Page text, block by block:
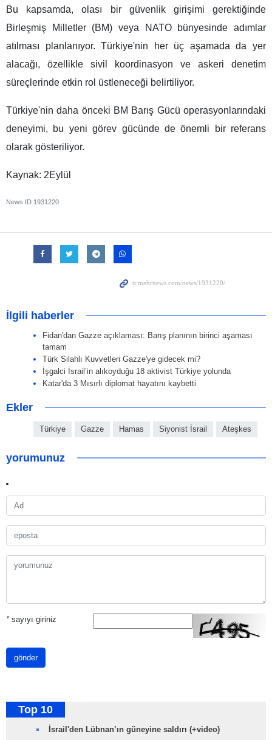
Bu kapsamda, olası bir güvenlik girişimi gerektiğinde
Birleşmiş Milletler (BM) veya NATO bünyesinde adımlar
atılması planlanıyor. Türkiye'nin her üç aşamada da yer
alacağı, özellikle sivil koordinasyon ve askeri denetim
süreçlerinde etkin rol üstleneceği belirtiliyor.
Türkiye'nin daha önceki BM Barış Gücü operasyonlarındaki
deneyimi, bu yeni görev gücünde de önemli bir referans
olarak gösteriliyor.
Kaynak: 2Eylül
News ID 1931220
İlgili haberler
Fidan'dan Gazze açıklaması: Barış planının birinci aşaması
tamam
Türk Silahlı Kuvvetleri Gazze'ye gidecek mi?
İşgalci İsrail’in alıkoyduğu 18 aktivist Türkiye yolunda
Katar'da 3 Mısırlı diplomat hayatını kaybetti
Ekler
Türkiye Gazze Hamas Siyonist İsrail Ateşkes
yorumunuz
*sayıyı giriniz
gönder
Top 10
İsrail'den Lübnan’ın güneyine saldırı (+video)